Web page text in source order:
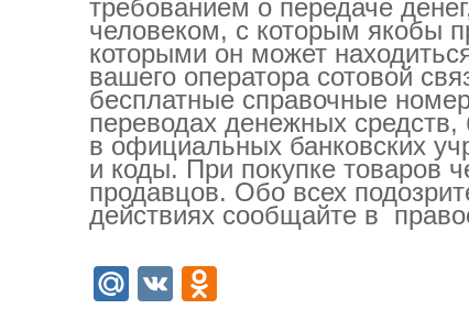
требованием о передаче
человеком, с которым якобы
которыми он может
вашего оператора сотовой
бесплатные справочные
переводах денежных
в официальных банковских
и коды. При покупке товаров
продавцов. Обо всех
действиях сообщайте в
Mail.Ru
VK